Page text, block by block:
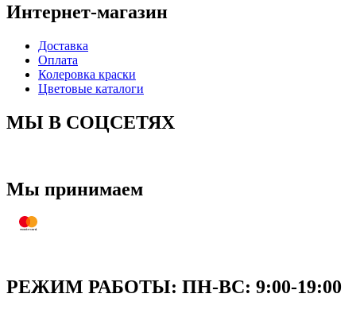
Интернет-магазин
Доставка
Оплата
Колеровка краски
Цветовые каталоги
МЫ В СОЦСЕТЯХ
Мы принимаем
РЕЖИМ РАБОТЫ: ПН-ВC: 9:00-19:00